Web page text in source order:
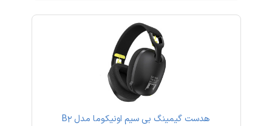
هدست گیمینگ بی سیم اونیکوما مدل B2